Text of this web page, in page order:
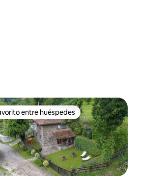
4.76 de 5, 42 reseñas
entre huéspedes
entre huéspedes